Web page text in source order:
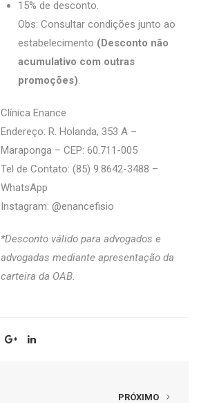
15% de desconto.
Obs: Consultar condições junto ao
estabelecimento (Desconto não
acumulativo com outras
promoções).
Clínica Enance
Endereço: R. Holanda, 353 A –
Maraponga – CEP: 60.711-005
Tel de Contato: (85) 9.8642-3488 –
WhatsApp
Instagram: @‌enancefisio
*Desconto válido para advogados e
advogadas mediante apresentação da
carteira da OAB.
PRÓXIMO